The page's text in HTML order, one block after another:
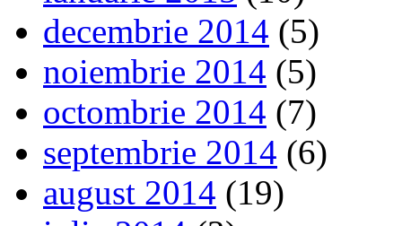
decembrie 2014 (5)
noiembrie 2014 (5)
octombrie 2014 (7)
septembrie 2014 (6)
august 2014 (19)